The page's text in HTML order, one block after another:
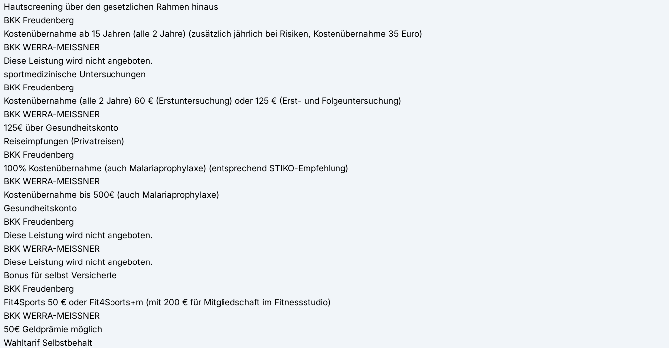
Hautscreening über den gesetzlichen Rahmen hinaus
BKK Freudenberg
Kostenübernahme ab 15 Jahren (alle 2 Jahre) (zusätzlich jährlich bei Risiken, Kostenübernahme 35 Euro)
BKK WERRA-MEISSNER
Diese Leistung wird nicht angeboten.
sportmedizinische Untersuchungen
BKK Freudenberg
Kostenübernahme (alle 2 Jahre) 60 € (Erstuntersuchung) oder 125 € (Erst- und Folgeuntersuchung)
BKK WERRA-MEISSNER
125€ über Gesundheitskonto
Reiseimpfungen (Privatreisen)
BKK Freudenberg
100% Kostenübernahme (auch Malariaprophylaxe) (entsprechend STIKO-Empfehlung)
BKK WERRA-MEISSNER
Kostenübernahme bis 500€ (auch Malariaprophylaxe)
Gesundheitskonto
BKK Freudenberg
Diese Leistung wird nicht angeboten.
BKK WERRA-MEISSNER
Diese Leistung wird nicht angeboten.
Bonus für selbst Versicherte
BKK Freudenberg
Fit4Sports 50 € oder Fit4Sports+m (mit 200 € für Mitgliedschaft im Fitnessstudio)
BKK WERRA-MEISSNER
50€ Geldprämie möglich
Wahltarif Selbstbehalt